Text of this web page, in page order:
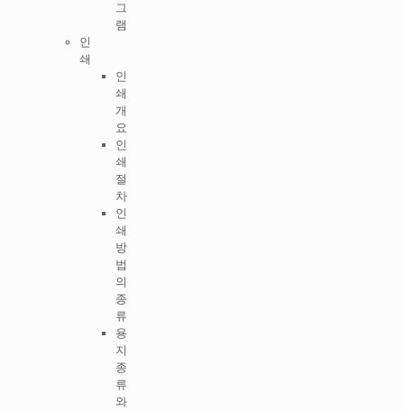
그
램
인
쇄
인
쇄
개
요
인
쇄
절
차
인
쇄
방
법
의
종
류
용
지
종
류
와